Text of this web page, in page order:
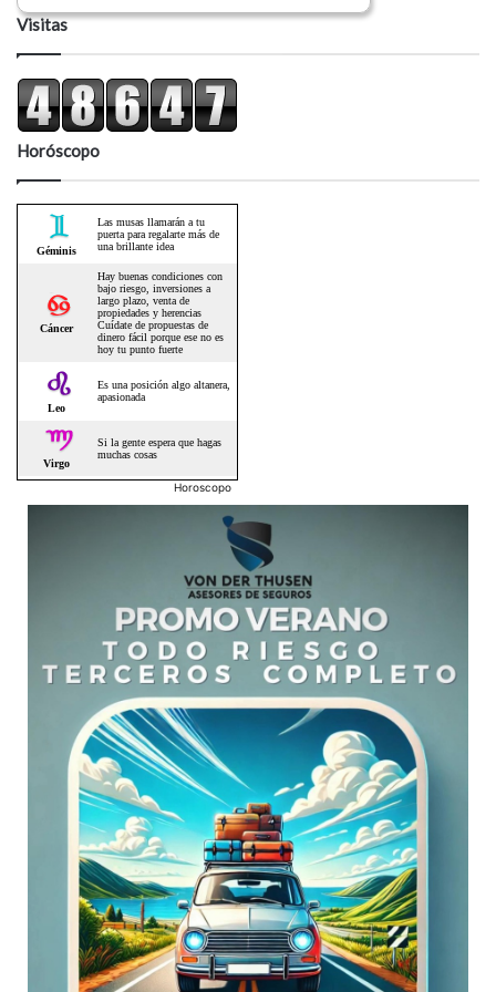
Visitas
Horóscopo
Horoscopo